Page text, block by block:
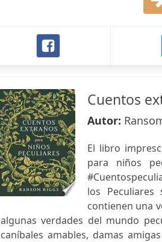
Cuentos
Autor:
El libro
para niños
los Peculiares
contienen una
algunas verdades del mundo
caníbales amables, damas